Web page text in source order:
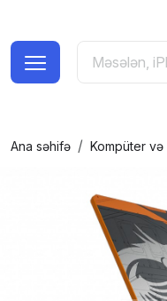
Ana səhifə Kompüter və